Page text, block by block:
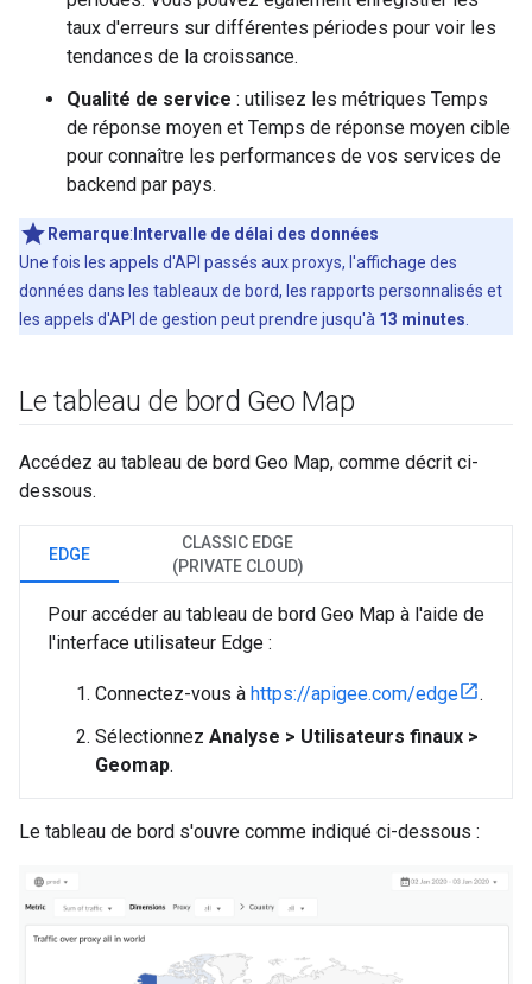
taux d'erreurs sur différentes périodes pour voir les
tendances de la croissance.
Qualité de service : utilisez les métriques Temps
de réponse moyen et Temps de réponse moyen cible
pour connaître les performances de vos services de
backend par pays.
Remarque: Intervalle de délai des données
Une fois les appels d'API passés aux proxys, l'affichage des
données dans les tableaux de bord, les rapports personnalisés et
les appels d'API de gestion peut prendre jusqu'à 13 minutes
Le tableau de bord Geo Map
Accédez au tableau de bord Geo Map, comme décrit ci-
dessous.
EDGE
CLASSIC EDGE
(PRIVATE CLOUD)
Pour accéder au tableau de bord Geo Map à l'aide de
l'interface utilisateur Edge :
Connectez-vous à https://apigee.com/edge
.
Sélectionnez Analyse > Utilisateurs finaux >
Geomap.
Le tableau de bord s'ouvre comme indiqué ci-dessous :